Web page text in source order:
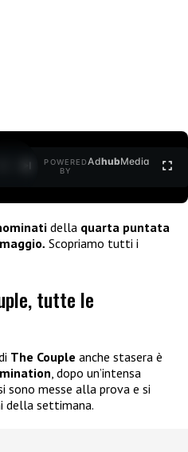
POWERED
BY
AdhubMedia
della quarta puntata
. Scopriamo tutti i
tutte le
The Couple anche stasera è
, dopo un’intensa
sono messe alla prova e si
della settimana.